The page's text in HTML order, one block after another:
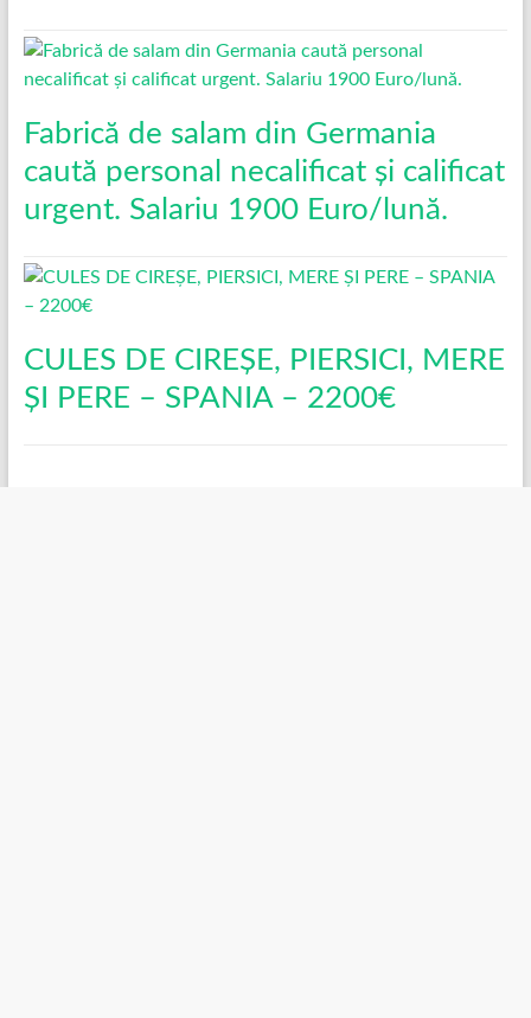
Fabrică de salam din Germania
caută personal necalificat și calificat
urgent. Salariu 1900 Euro/lună.
CULES DE CIREȘE, PIERSICI, MERE
ȘI PERE – SPANIA – 2200€